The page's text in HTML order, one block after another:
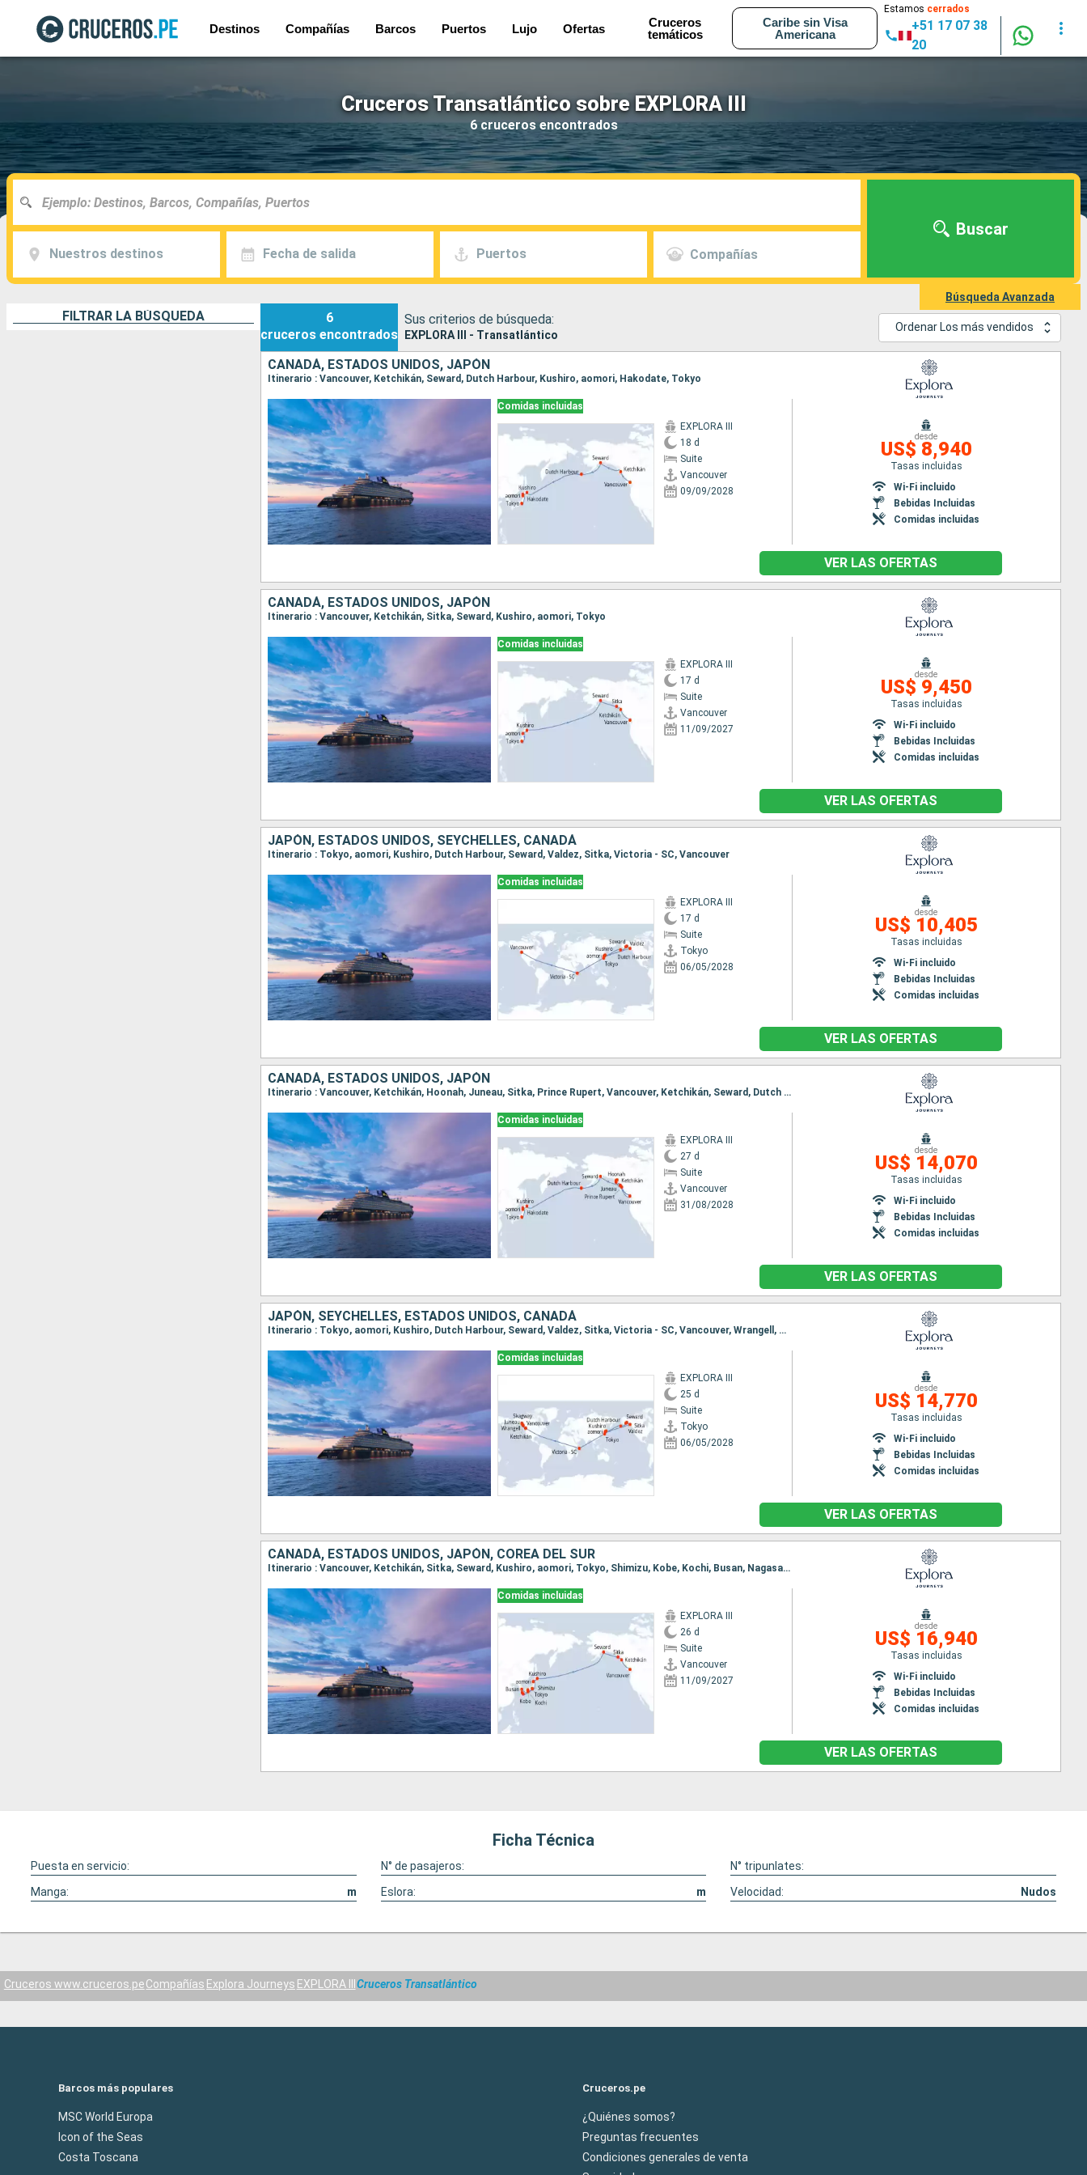
Destinos Compañías Barcos Puertos Lujo Ofertas
Cruceros
temáticos
Caribe sin Visa
Americana
Estamos cerrados
+51 17 07 38
20
Cruceros Transatlántico sobre EXPLORA III
6 cruceros encontrados
Nuestros destinos Fecha de salida Puertos Compañías
Buscar
Búsqueda Avanzada
FILTRAR LA BÚSQUEDA
6
cruceros encontrados
Sus criterios de búsqueda:
EXPLORA III - Transatlántico
Ordenar Los más vendidos
CANADÁ, ESTADOS UNIDOS, JAPÓN
Itinerario : Vancouver, Ketchikán, Seward, Dutch Harbour, Kushiro, aomori, Hakodate, Tokyo
Comidas incluidas
EXPLORA III
18 d
Suite
Vancouver
09/09/2028
desde
US$ 8,940
Tasas incluidas
Wi-Fi incluido
Bebidas Incluidas
Comidas incluidas
VER LAS OFERTAS
CANADÁ, ESTADOS UNIDOS, JAPÓN
Itinerario : Vancouver, Ketchikán, Sitka, Seward, Kushiro, aomori, Tokyo
Comidas incluidas
EXPLORA III
17 d
Suite
Vancouver
11/09/2027
desde
US$ 9,450
Tasas incluidas
Wi-Fi incluido
Bebidas Incluidas
Comidas incluidas
VER LAS OFERTAS
JAPÓN, ESTADOS UNIDOS, SEYCHELLES, CANADÁ
Itinerario : Tokyo, aomori, Kushiro, Dutch Harbour, Seward, Valdez, Sitka, Victoria - SC, Vancouver
Comidas incluidas
EXPLORA III
17 d
Suite
Tokyo
06/05/2028
desde
US$ 10,405
Tasas incluidas
Wi-Fi incluido
Bebidas Incluidas
Comidas incluidas
VER LAS OFERTAS
CANADÁ, ESTADOS UNIDOS, JAPÓN
Itinerario : Vancouver, Ketchikán, Hoonah, Juneau, Sitka, Prince Rupert, Vancouver, Ketchikán, Seward, Dutch Harbour, Kushiro, aomori, Hakodate, Tokyo
Comidas incluidas
EXPLORA III
27 d
Suite
Vancouver
31/08/2028
desde
US$ 14,070
Tasas incluidas
Wi-Fi incluido
Bebidas Incluidas
Comidas incluidas
VER LAS OFERTAS
JAPÓN, SEYCHELLES, ESTADOS UNIDOS, CANADÁ
Itinerario : Tokyo, aomori, Kushiro, Dutch Harbour, Seward, Valdez, Sitka, Victoria - SC, Vancouver, Wrangell, Juneau, Skagway, Ketchikán, Vancouver
Comidas incluidas
EXPLORA III
25 d
Suite
Tokyo
06/05/2028
desde
US$ 14,770
Tasas incluidas
Wi-Fi incluido
Bebidas Incluidas
Comidas incluidas
VER LAS OFERTAS
CANADÁ, ESTADOS UNIDOS, JAPÓN, COREA DEL SUR
Itinerario : Vancouver, Ketchikán, Sitka, Seward, Kushiro, aomori, Tokyo, Shimizu, Kobe, Kochi, Busan, Nagasaki, Kagoshima, Tokyo
Comidas incluidas
EXPLORA III
26 d
Suite
Vancouver
11/09/2027
desde
US$ 16,940
Tasas incluidas
Wi-Fi incluido
Bebidas Incluidas
Comidas incluidas
VER LAS OFERTAS
Ficha Técnica
Puesta en servicio: N° de pasajeros:
N° tripunlates:
Manga:
m Eslora: m Velocidad: Nudos
Cruceros www.cruceros.peCompañías Explora Journeys EXPLORA III Cruceros Transatlántico
Barcos más populares
MSC World Europa
Icon of the Seas
Costa Toscana
Cruceros.pe
¿Quiénes somos?
Preguntas frecuentes
Condiciones generales de venta